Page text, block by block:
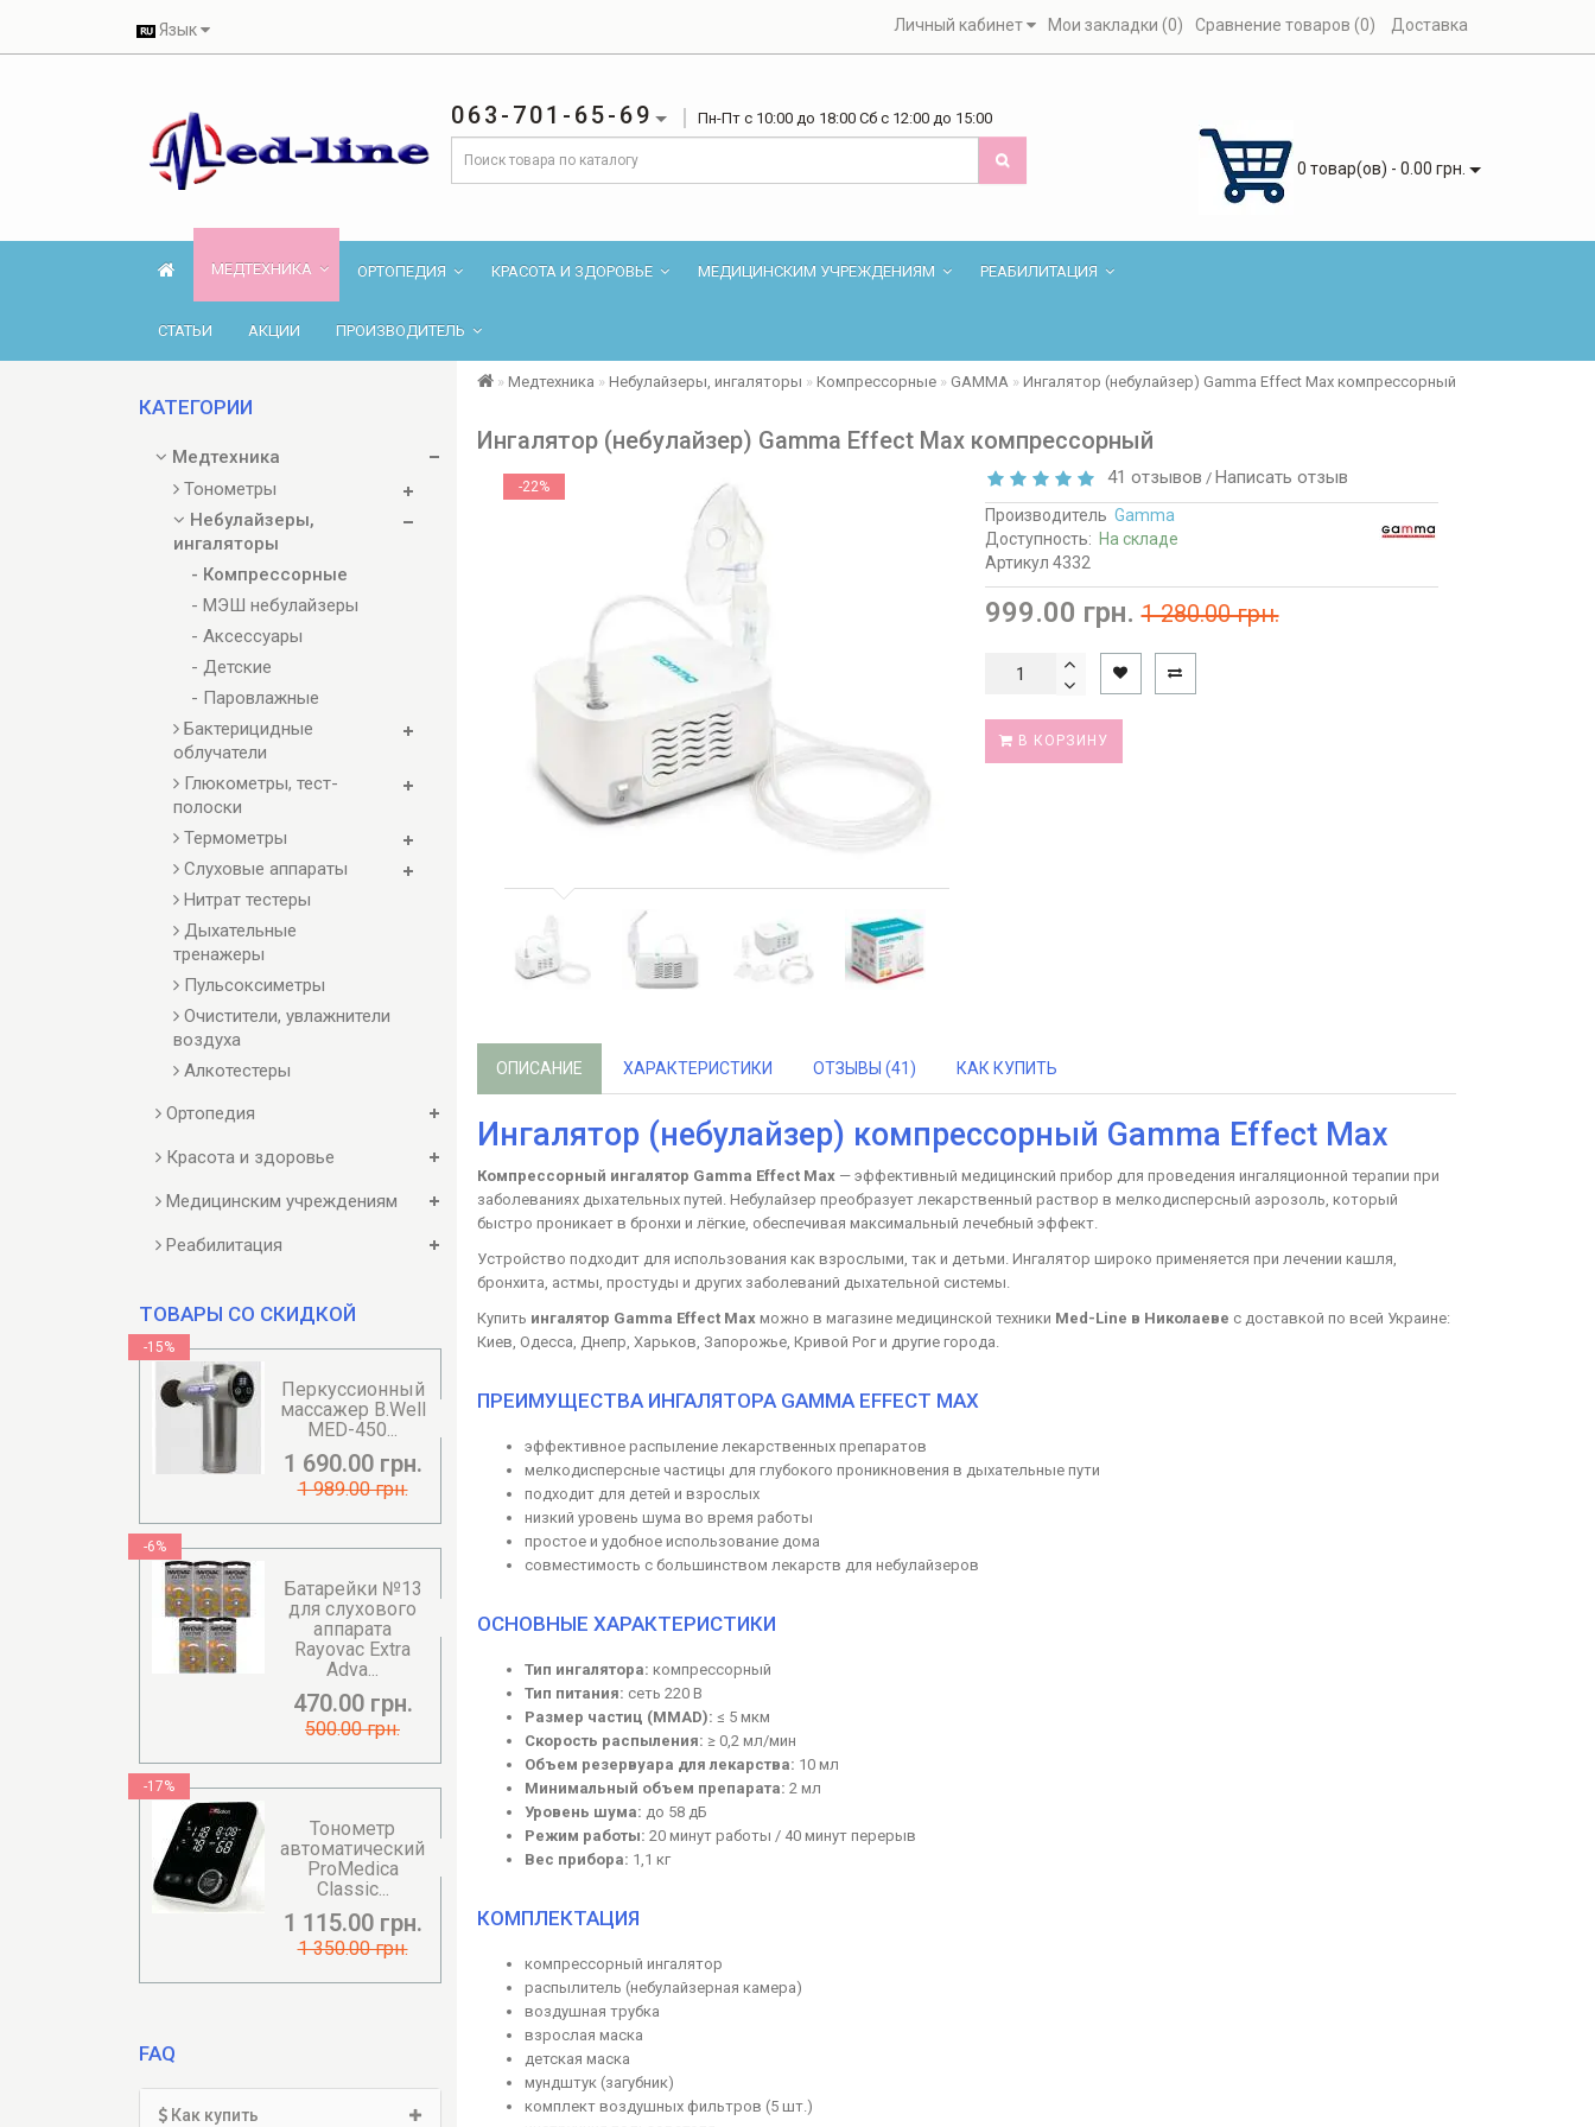
Язык Личный кабинет Мои закладки (0) Сравнение товаров (0) Доставка
063-701-65-69 Пн-Пт с 10:00 до 18:00 Сб с 12:00 до 15:00
0 товар(ов) - 0.00 грн.
МЕДТЕХНИКА ОРТОПЕДИЯ КРАСОТА И ЗДОРОВЬЕ МЕДИЦИНСКИМ УЧРЕЖДЕНИЯМ РЕАБИЛИТАЦИЯ
СТАТЬИ АКЦИИ ПРОИЗВОДИТЕЛЬ
КАТЕГОРИИ
Медтехника
Тонометры
Небулайзеры,
ингаляторы
- Компрессорные
- МЭШ небулайзеры
- Аксессуары
- Детские
- Паровлажные
Бактерицидные
облучатели
Глюкометры, тест-
полоски
Термометры
Слуховые аппараты
Нитрат тестеры
Дыхательные
тренажеры
Пульсоксиметры
Очистители, увлажнители
воздуха
Алкотестеры
Ортопедия
Красота и здоровье
Медицинским учреждениям
Реабилитация
ТОВАРЫ СО СКИДКОЙ
-15%
Перкуссионный
массажер B.Well
MED-450...
1 690.00 грн.
1 989.00 грн.
-6%
Батарейки №13
для слухового
аппарата
Rayovac Extra
Adva...
470.00 грн.
500.00 грн.
-17%
Тонометр
автоматический
ProMedica
Classic...
1 115.00 грн.
1 350.00 грн.
FAQ
Как купить
Медтехника Небулайзеры, ингаляторы Компрессорные GAMMA Ингалятор (небулайзер) Gamma Effect Max компрессорный
Ингалятор (небулайзер) Gamma Effect Max компрессорный
-22% 41 отзывов / Написать отзыв
Производитель Gamma
Доступность: На складе
Артикул 4332
999.00 грн. 1 280.00 грн.
В КОРЗИНУ
ОПИСАНИЕ ХАРАКТЕРИСТИКИ ОТЗЫВЫ (41) КАК КУПИТЬ
Ингалятор (небулайзер) компрессорный Gamma Effect Max
Компрессорный ингалятор Gamma Effect Max — эффективный медицинский прибор для проведения ингаляционной терапии при
заболеваниях дыхательных путей. Небулайзер преобразует лекарственный раствор в мелкодисперсный аэрозоль, который
быстро проникает в бронхи и лёгкие, обеспечивая максимальный лечебный эффект.
Устройство подходит для использования как взрослыми, так и детьми. Ингалятор широко применяется при лечении кашля,
бронхита, астмы, простуды и других заболеваний дыхательной системы.
Купить ингалятор Gamma Effect Max можно в магазине медицинской техники Med-Line в Николаеве с доставкой по всей Украине:
Киев, Одесса, Днепр, Харьков, Запорожье, Кривой Рог и другие города.
ПРЕИМУЩЕСТВА ИНГАЛЯТОРА GAMMA EFFECT MAX
эффективное распыление лекарственных препаратов
мелкодисперсные частицы для глубокого проникновения в дыхательные пути
подходит для детей и взрослых
низкий уровень шума во время работы
простое и удобное использование дома
совместимость с большинством лекарств для небулайзеров
ОСНОВНЫЕ ХАРАКТЕРИСТИКИ
Тип ингалятора: компрессорный
Тип питания: сеть 220 В
Размер частиц (MMAD): ≤ 5 мкм
Скорость распыления: ≥ 0,2 мл/мин
Объем резервуара для лекарства: 10 мл
Минимальный объем препарата: 2 мл
Уровень шума: до 58 дБ
Режим работы: 20 минут работы / 40 минут перерыв
Вес прибора: 1,1 кг
КОМПЛЕКТАЦИЯ
компрессорный ингалятор
распылитель (небулайзерная камера)
воздушная трубка
взрослая маска
детская маска
мундштук (загубник)
комплект воздушных фильтров (5 шт.)